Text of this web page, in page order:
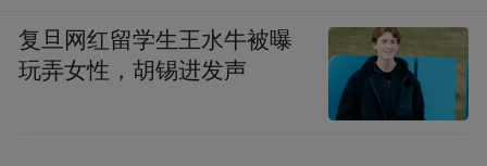
复旦网红留学生王水牛被曝
玩弄女性，胡锡进发声